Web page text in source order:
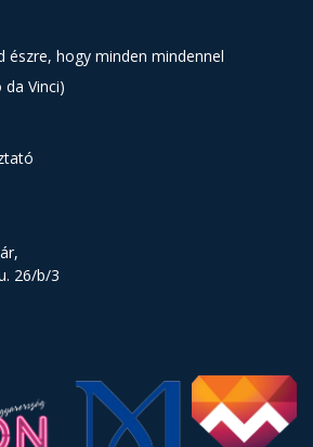
észre, hogy minden mindennel
Vinci)
26/b/3